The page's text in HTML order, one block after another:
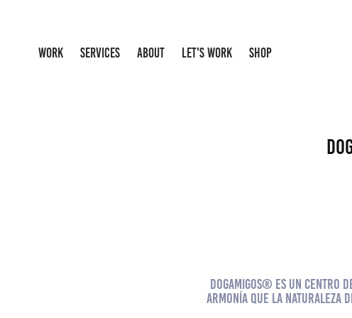
WORK SERVICES ABOUT LET'S WORK SHOP
DogAmigos® es un centro
armonía que la naturaleza